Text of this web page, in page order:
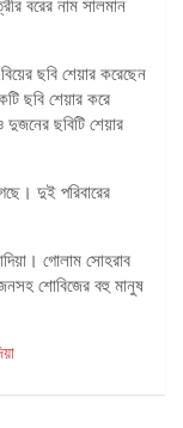
বরের নাম সালমান
ছবি শেয়ার করেছেন
ছবি শেয়ার করে
ছবিটি শেয়ার
দুই পরিবারের
গোলাম সোহরাব
শোবিজের বহু মানুষ